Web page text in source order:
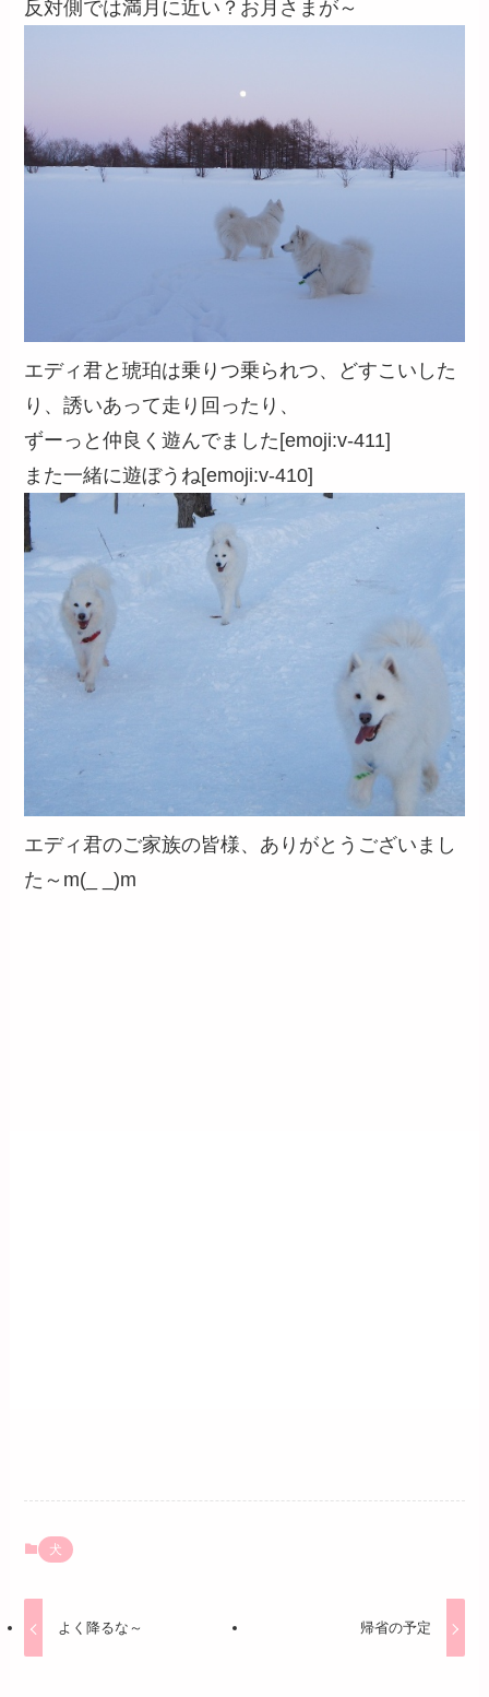
反対側では満月に近い？お月さまが～
エディ君と琥珀は乗りつ乗られつ、どすこいした
り、誘いあって走り回ったり、
ずーっと仲良く遊んでました[emoji:v-411]
また一緒に遊ぼうね[emoji:v-410]
エディ君のご家族の皆様、ありがとうございまし
た～m(_ _)m
犬
よく降るな～ 帰省の予定